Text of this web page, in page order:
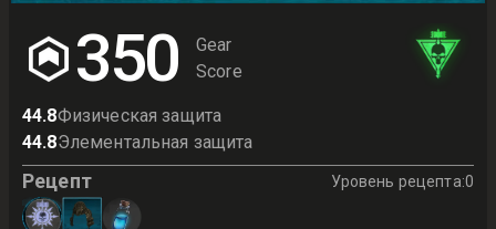
350
Gear
Score
44.8Физическая защита
44.8Элементальная защита
Рецепт Уровень рецепта:0